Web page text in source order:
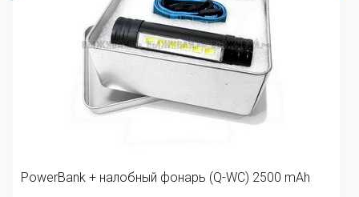
фонарь (Q-WC) 2500 mAh
Power Bank UD-7
281 р.